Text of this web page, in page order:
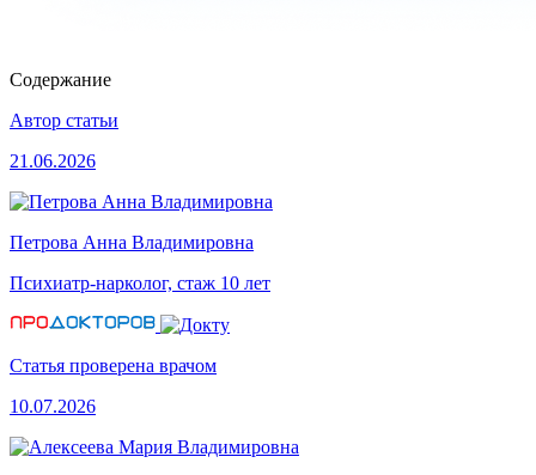
Содержание
Автор статьи
21.06.2026
Петрова Анна Владимировна
Психиатр-нарколог, стаж 10 лет
Статья проверена врачом
10.07.2026